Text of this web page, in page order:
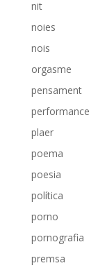
nit
noies
nois
orgasme
pensament
performance
plaer
poema
poesia
política
porno
pornografia
premsa